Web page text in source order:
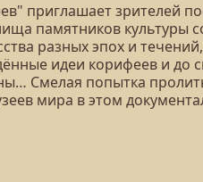
приглашает зрителей
памятников культуры
разных эпох и
идеи корифеев и до
Смелая попытка
мира в этом